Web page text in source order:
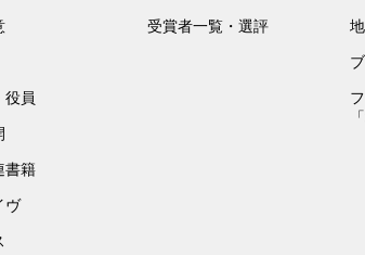
役員
書籍
ヴ
受賞者一覧・選評